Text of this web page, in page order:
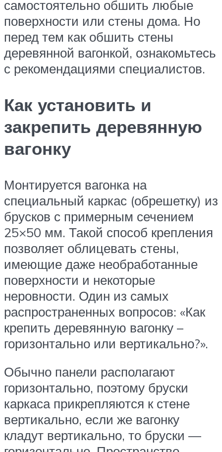
самостоятельно обшить любые
поверхности или стены дома. Но
перед тем как обшить стены
деревянной вагонкой, ознакомьтесь
с рекомендациями специалистов.
Как установить и
закрепить деревянную
вагонку
Монтируется вагонка на
специальный каркас (обрешетку) из
брусков с примерным сечением
25×50 мм. Такой способ крепления
позволяет облицевать стены,
имеющие даже необработанные
поверхности и некоторые
неровности. Один из самых
распространенных вопросов: «Как
крепить деревянную вагонку –
горизонтально или вертикально?».
Обычно панели располагают
горизонтально, поэтому бруски
каркаса прикрепляются к стене
вертикально, если же вагонку
кладут вертикально, то бруски —